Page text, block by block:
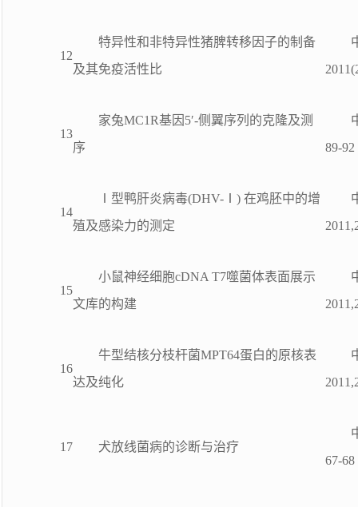
12
特异性和非特异性猪脾转移因子的制备
及其免疫活性比
13
家兔MC1R基因5′-侧翼序列的克隆及测
序
89-92
14
Ⅰ型鸭肝炎病毒(DHV-Ⅰ) 在鸡胚中的增
殖及感染力的测定
15
小鼠神经细胞cDNA T7噬菌体表面展示
文库的构建
16
牛型结核分枝杆菌MPT64蛋白的原核表
达及纯化
17 犬放线菌病的诊断与治疗
67-68